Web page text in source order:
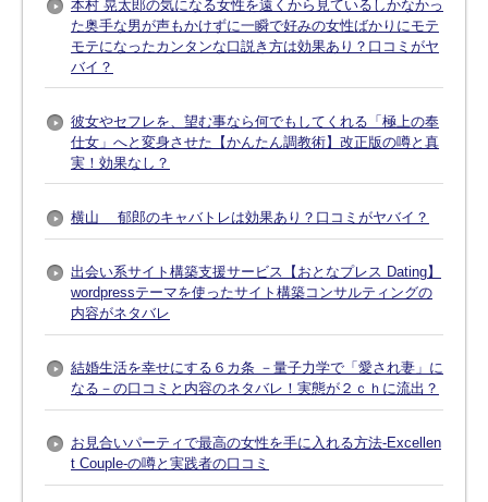
本村 晃太郎の気になる女性を遠くから見ているしかなかっ
た奥手な男が声もかけずに一瞬で好みの女性ばかりにモテ
モテになったカンタンな口説き方は効果あり？口コミがヤ
バイ？
彼女やセフレを、望む事なら何でもしてくれる「極上の奉
仕女」へと変身させた【かんたん調教術】改正版の噂と真
実！効果なし？
横山 郁郎のキャバトレは効果あり？口コミがヤバイ？
出会い系サイト構築支援サービス【おとなプレス Dating】
wordpressテーマを使ったサイト構築コンサルティングの
内容がネタバレ
結婚生活を幸せにする６カ条 －量子力学で「愛され妻」に
なる－の口コミと内容のネタバレ！実態が２ｃｈに流出？
お見合いパーティで最高の女性を手に入れる方法-Excellen
t Couple-の噂と実践者の口コミ